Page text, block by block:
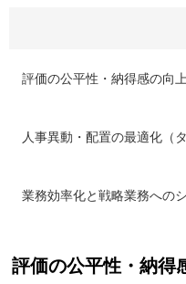
評価の公平性・納得感の向上
人事異動・配置の最適化（
業務効率化と戦略業務への
評価の公平性・納得